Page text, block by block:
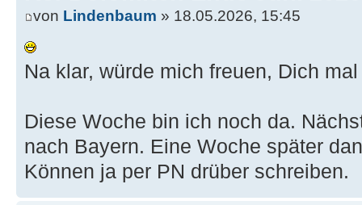
von Lindenbaum » 18.05.2026, 15:45
Na klar, würde mich freuen, Dich
Diese Woche bin ich noch da.
nach Bayern. Eine Woche später
Können ja per PN drüber schreiben.